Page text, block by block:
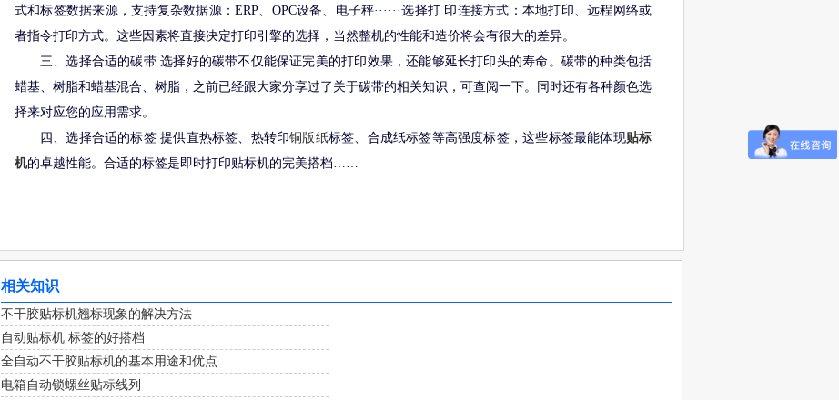
式和标签数据来源，支持复杂数据源：ERP、OPC设备、电子秤······选择打 印连接方式：本地打印、远程网络或
者指令打印方式。这些因素将直接决定打印引擎的选择，当然整机的性能和造价将会有很大的差异。
三、选择合适的碳带 选择好的碳带不仅能保证完美的打印效果，还能够延长打印头的寿命。碳带的种类包括
蜡基、树脂和蜡基混合、树脂，之前已经跟大家分享过了关于碳带的相关知识，可查阅一下。同时还有各种颜色选
择来对应您的应用需求。
四、选择合适的标签 提供直热标签、热转印铜版纸标签、合成纸标签等高强度标签，这些标签最能体现贴标
机的卓越性能。合适的标签是即时打印贴标机的完美搭档……
相关知识
不干胶贴标机翘标现象的解决方法
自动贴标机 标签的好搭档
全自动不干胶贴标机的基本用途和优点
电箱自动锁螺丝贴标线列